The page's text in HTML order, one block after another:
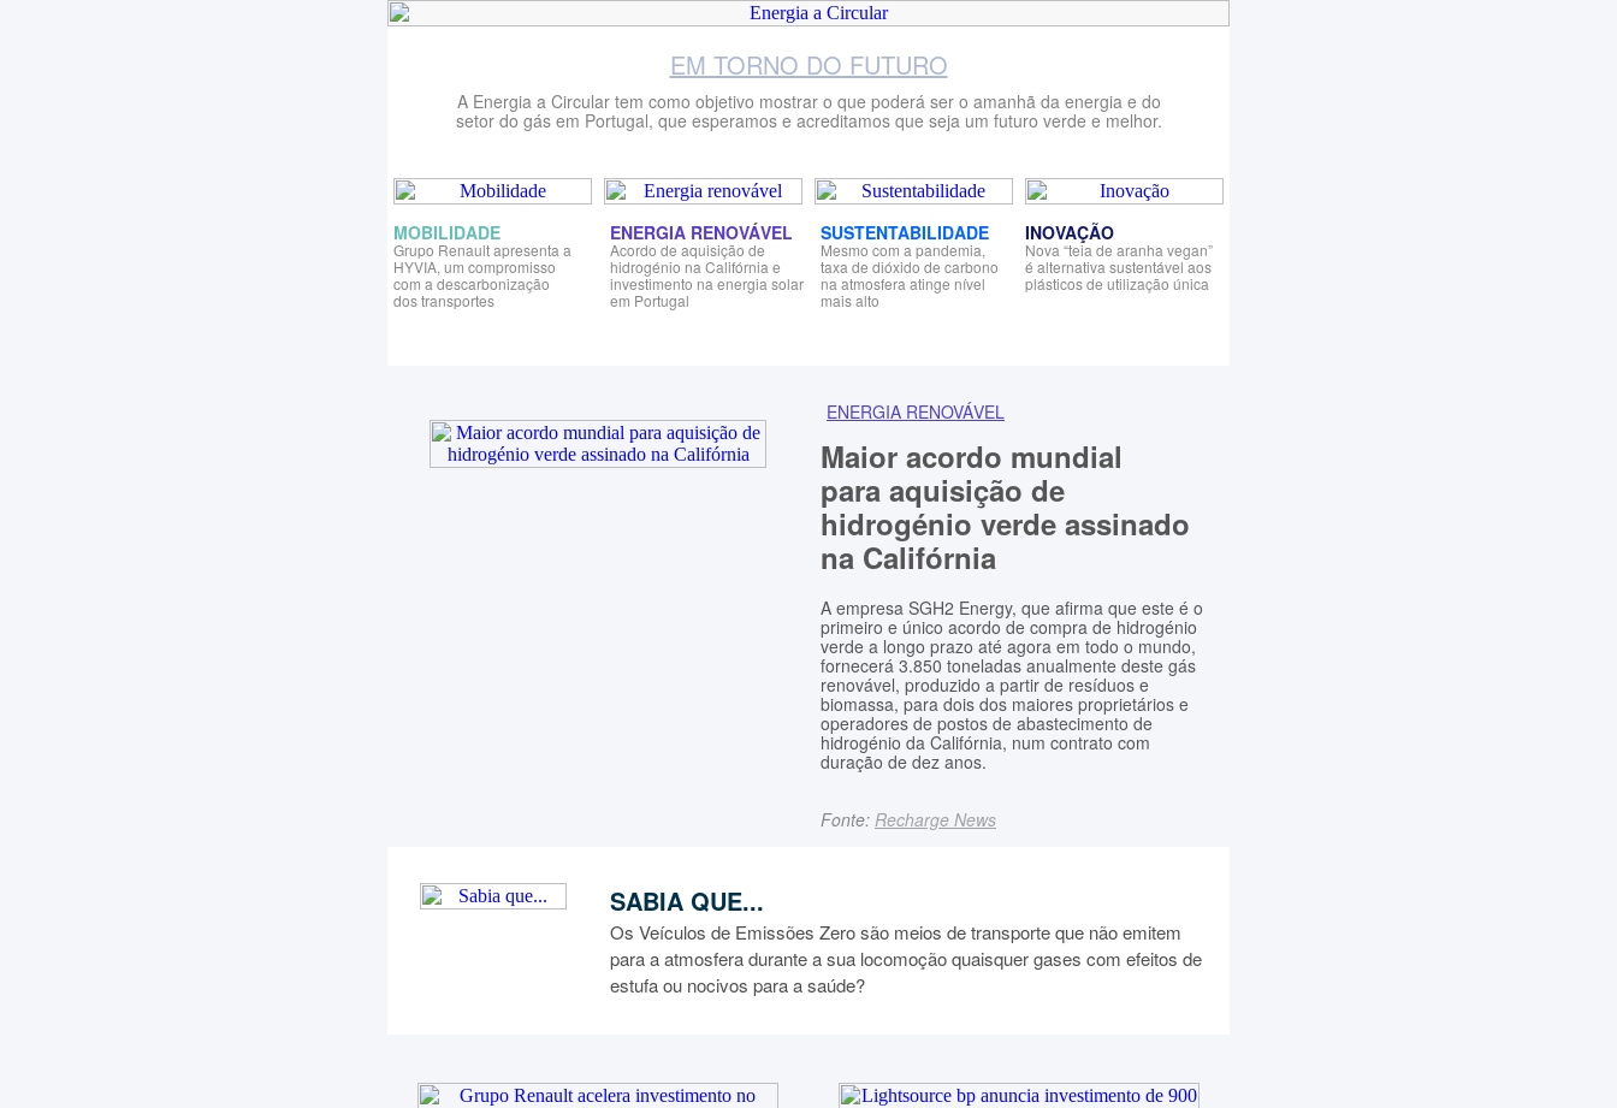
EM TORNO DO FUTURO
A Energia a Circular tem como objetivo mostrar o que poderá ser o amanhã da energia e do
setor do gás em Portugal, que esperamos e acreditamos que seja um futuro verde e melhor.
MOBILIDADE
Grupo Renault apresenta a
HYVIA, um compromisso
com a descarbonização
dos transportes
ENERGIA RENOVÁVEL
Acordo de aquisição de
hidrogénio na Califórnia e
investimento na energia solar
em Portugal
SUSTENTABILIDADE
Mesmo com a pandemia,
taxa de dióxido de carbono
na atmosfera atinge nível
mais alto
INOVAÇÃO
Nova “teia de aranha vegan”
é alternativa sustentável aos
plásticos de utilização única
ENERGIA RENOVÁVEL
Maior acordo mundial
para aquisição de
hidrogénio verde assinado
na Califórnia
A empresa SGH2 Energy, que afirma que este é o
primeiro e único acordo de compra de hidrogénio
verde a longo prazo até agora em todo o mundo,
fornecerá 3.850 toneladas anualmente deste gás
renovável, produzido a partir de resíduos e
biomassa, para dois dos maiores proprietários e
operadores de postos de abastecimento de
hidrogénio da Califórnia, num contrato com
duração de dez anos.
Fonte: Recharge News
SABIA QUE...
Os Veículos de Emissões Zero são meios de transporte que não emitem
para a atmosfera durante a sua locomoção quaisquer gases com efeitos de
estufa ou nocivos para a saúde?